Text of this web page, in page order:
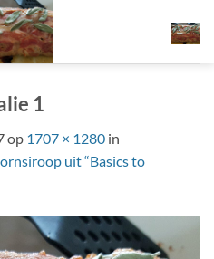
1
op 1707 × 1280 in
uit “Basics to